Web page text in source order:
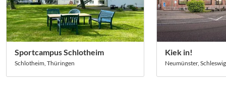
Sportcampus Schlotheim
Schlotheim, Thüringen
Kiek in!
Neumünster,